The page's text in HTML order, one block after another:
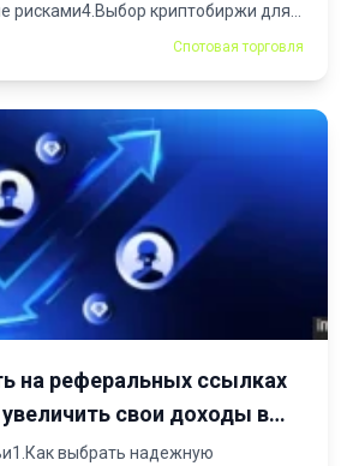
рисками4.Выбор криптобиржи для
Спотовая торговля
на реферальных ссылках
свои доходы в
выбрать надежную